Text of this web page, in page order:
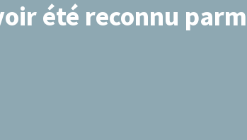
été reconnu